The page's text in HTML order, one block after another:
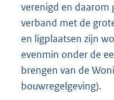
verenigd en daarom
verband met de
en ligplaatsen zijn
evenmin onder de
brengen van de
bouwregelgeving).